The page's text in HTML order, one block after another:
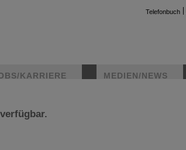
Telefonbuch
KARRIERE MEDIEN/NEWS